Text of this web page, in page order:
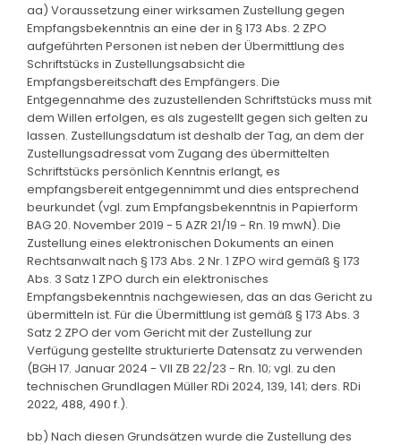
aa) Voraussetzung einer wirksamen Zustellung gegen
Empfangsbekenntnis an eine der in § 173 Abs. 2 ZPO
aufgeführten Personen ist neben der Übermittlung des
Schriftstücks in Zustellungsabsicht die
Empfangsbereitschaft des Empfängers. Die
Entgegennahme des zuzustellenden Schriftstücks muss mit
dem Willen erfolgen, es als zugestellt gegen sich gelten zu
lassen. Zustellungsdatum ist deshalb der Tag, an dem der
Zustellungsadressat vom Zugang des übermittelten
Schriftstücks persönlich Kenntnis erlangt, es
empfangsbereit entgegennimmt und dies entsprechend
beurkundet (vgl. zum Empfangsbekenntnis in Papierform
BAG 20. November 2019 - 5 AZR 21/19 - Rn. 19 mwN). Die
Zustellung eines elektronischen Dokuments an einen
Rechtsanwalt nach § 173 Abs. 2 Nr. 1 ZPO wird gemäß § 173
Abs. 3 Satz 1 ZPO durch ein elektronisches
Empfangsbekenntnis nachgewiesen, das an das Gericht zu
übermitteln ist. Für die Übermittlung ist gemäß § 173 Abs. 3
Satz 2 ZPO der vom Gericht mit der Zustellung zur
Verfügung gestellte strukturierte Datensatz zu verwenden
(BGH 17. Januar 2024 - VII ZB 22/23 - Rn. 10; vgl. zu den
technischen Grundlagen Müller RDi 2024, 139, 141; ders. RDi
2022, 488, 490 f.).
bb) Nach diesen Grundsätzen wurde die Zustellung des